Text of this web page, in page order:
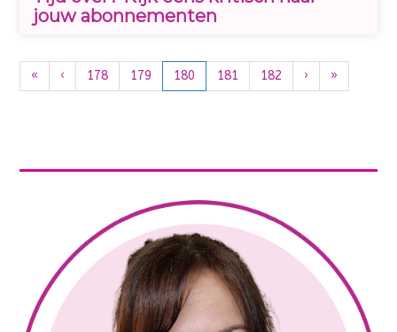
jouw abonnementen
« ‹ 178 179 180 181 182 › »